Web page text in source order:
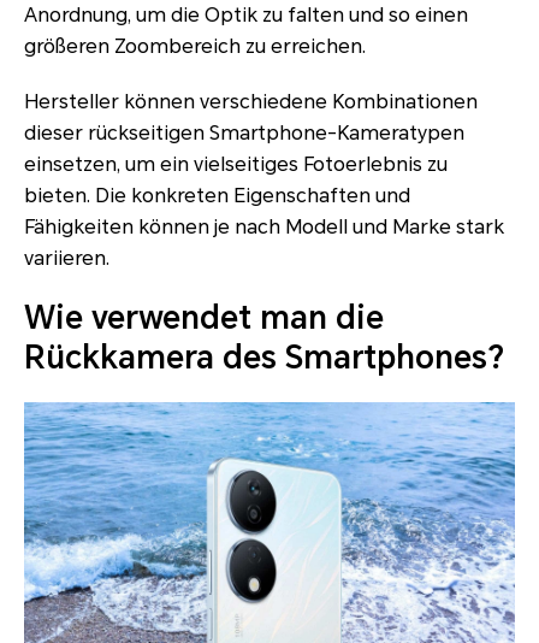
Anordnung, um die Optik zu falten und so einen
größeren Zoombereich zu erreichen.
Hersteller können verschiedene Kombinationen
dieser rückseitigen Smartphone-Kameratypen
einsetzen, um ein vielseitiges Fotoerlebnis zu
bieten. Die konkreten Eigenschaften und
Fähigkeiten können je nach Modell und Marke stark
variieren.
Wie verwendet man die
Rückkamera des Smartphones?